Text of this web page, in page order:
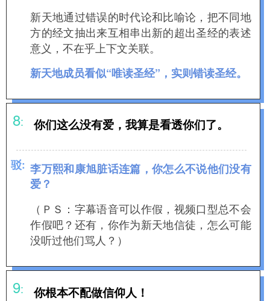
新天地通过错误的时代论和比喻论，把不同地
方的经文抽出来互相串出新的超出圣经的表述
意义，不在乎上下文关联。
新天地成员看似“唯读圣经”，实则错读圣经。
8: 你们这么没有爱，我算是看透你们了。
驳: 李万熙和康旭脏话连篇，你怎么不说他们没有
爱？
（ＰＳ：字幕语音可以作假，视频口型总不会
作假吧？还有，你作为新天地信徒，怎么可能
没听过他们骂人？）
9: 你根本不配做信仰人！